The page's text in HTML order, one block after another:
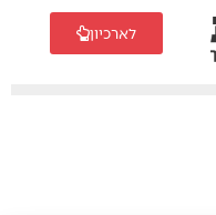
לארכיון